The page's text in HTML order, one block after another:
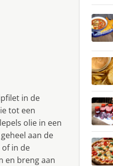
in de
tot een
olie in een
aan de
in de
en breng aan